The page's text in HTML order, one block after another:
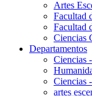
Artes
Facultad
Facultad
Ciencias
Departamentos
Ciencias
Ciencias
artes